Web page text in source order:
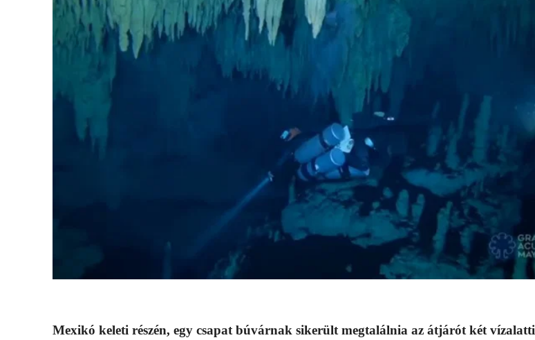
Mexikó keleti részén, egy csapat búvárnak sikerült megtalálnia az átjárót két vízalatti